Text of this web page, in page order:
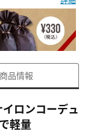
商品情報
ロンコーデュ
軽量